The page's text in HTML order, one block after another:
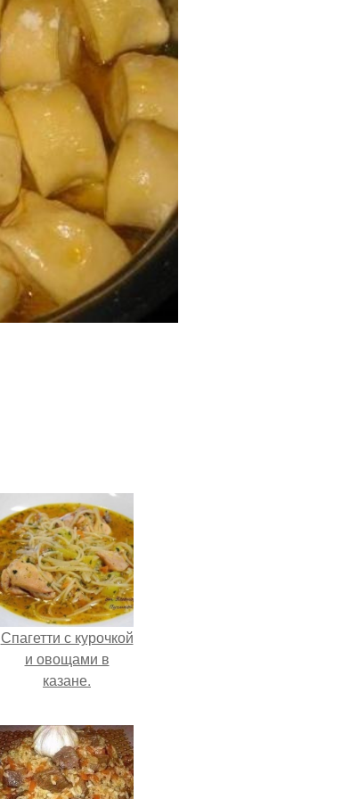
Спагетти с курочкой
и овощами в
казане.